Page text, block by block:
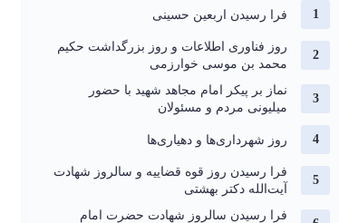
فرا رسیدن اربعین حسینی
روز فناوری اطلاعات و روز بزرگداشت حکیم
محمد بن موسی خوارزمی
نماز بر پیکر امام مجاهد شهید با حضور
میلیونی مردم و مسئولان
روز شهرداری‌ها و دهیاری‌ها
فرا رسیدن روز قوه قضاییه و سالروز شهادت
آیت‌الله دکتر بهشتی
فرا رسیدن سالروز شهادت حضرت امام